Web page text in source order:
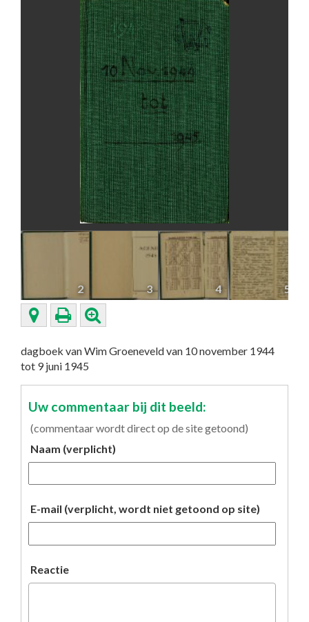
2 3 4 5
dagboek van Wim Groeneveld van 10 november 1944
tot 9 juni 1945
Uw commentaar bij dit beeld:
(commentaar wordt direct op de site getoond)
Naam (verplicht)
E-mail (verplicht, wordt niet getoond op site)
Reactie